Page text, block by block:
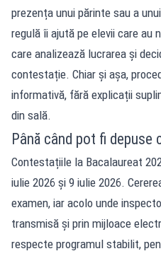
prezența unui părinte sau a
regulă îi ajută pe elevii care au
care analizează lucrarea și
contestație. Chiar și așa,
informativă, fără explicații
din sală.
Până când pot fi depuse
Contestațiile la Bacalaureat
iulie 2026 și 9 iulie 2026.
examen, iar acolo unde
transmisă și prin mijloace
respecte programul stabilit,